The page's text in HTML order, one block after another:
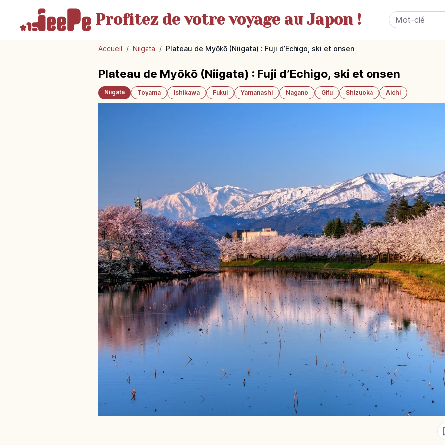
Profitez de votrevoyage au Japon !
Accueil / Niigata / Plateau de Myōkō (Niigata) : Fuji d’Echigo, ski et onsen
Plateau de Myōkō (Niigata) : Fuji d’Echigo, ski et onsen
Niigata Toyama Ishikawa Fukui Yamanashi Nagano Gifu Shizuoka Aichi